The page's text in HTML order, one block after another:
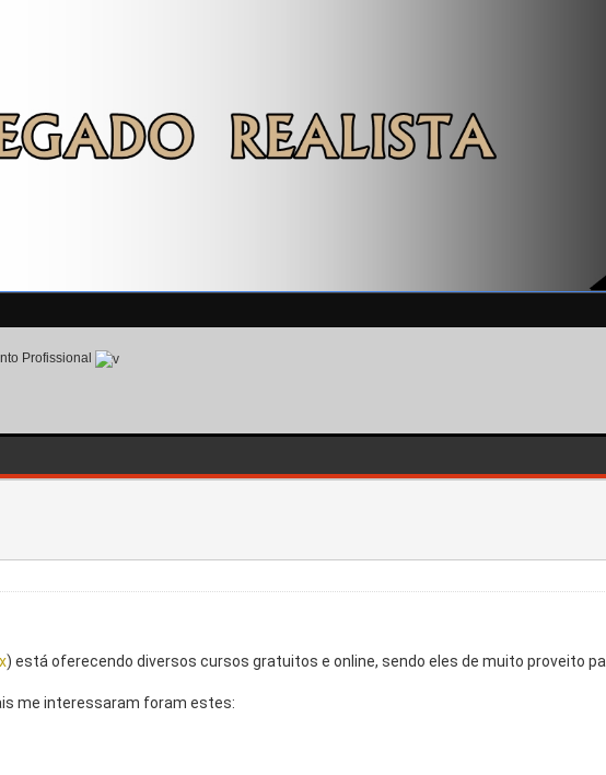
Profissional
) está oferecendo diversos cursos gratuitos e online, sendo eles de muito proveito
me interessaram foram estes: